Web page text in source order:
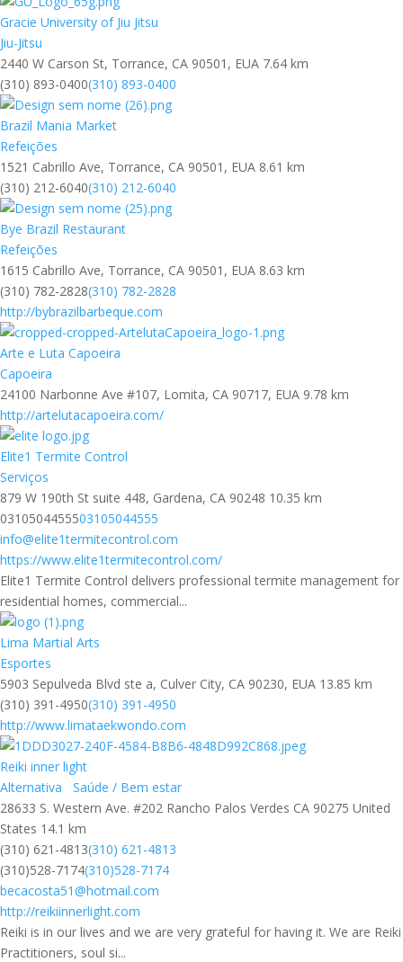
Gracie University of Jiu Jitsu
Jiu-Jitsu
2440 W Carson St, Torrance, CA 90501, EUA 7.64 km
(310) 893-0400(310) 893-0400
Brazil Mania Market
Refeições
1521 Cabrillo Ave, Torrance, CA 90501, EUA 8.61 km
(310) 212-6040(310) 212-6040
Bye Brazil Restaurant
Refeições
1615 Cabrillo Ave, Torrance, CA 90501, EUA 8.63 km
(310) 782-2828(310) 782-2828
http://bybrazilbarbeque.com
Arte e Luta Capoeira
Capoeira
24100 Narbonne Ave #107, Lomita, CA 90717, EUA 9.78 km
http://artelutacapoeira.com/
Elite1 Termite Control
Serviços
879 W 190th St suite 448, Gardena, CA 90248 10.35 km
0310504455503105044555
info@elite1termitecontrol.com
https://www.elite1termitecontrol.com/
Elite1 Termite Control delivers professional termite management for
residential homes, commercial...
Lima Martial Arts
Esportes
5903 Sepulveda Blvd ste a, Culver City, CA 90230, EUA 13.85 km
(310) 391-4950(310) 391-4950
http://www.limataekwondo.com
Reiki inner light
Alternativa
Saúde / Bem estar
28633 S. Western Ave. #202 Rancho Palos Verdes CA 90275 United
States 14.1 km
(310) 621-4813(310) 621-4813
(310)528-7174(310)528-7174
becacosta51@hotmail.com
http://reikiinnerlight.com
Reiki is in our lives and we are very grateful for having it. We are Reiki
Practitioners, soul si...